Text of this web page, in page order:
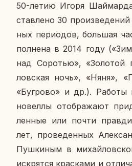
50-летию Игоря
став­ле­но 30
ных пе­ри­о­дов, боль­шая
пол­не­на в 2014 году
над Со­ро­тью», «Зо­ло­той
лов­ская ночь», «Няня»,
«Буг­ро­во» и др.).
но­вел­лы отоб­ра­жа­ют
лен­ные или почти
лет, про­ве­ден­ных
Пуш­ки­ным в
ис­крят­ся крас­ка­ми и